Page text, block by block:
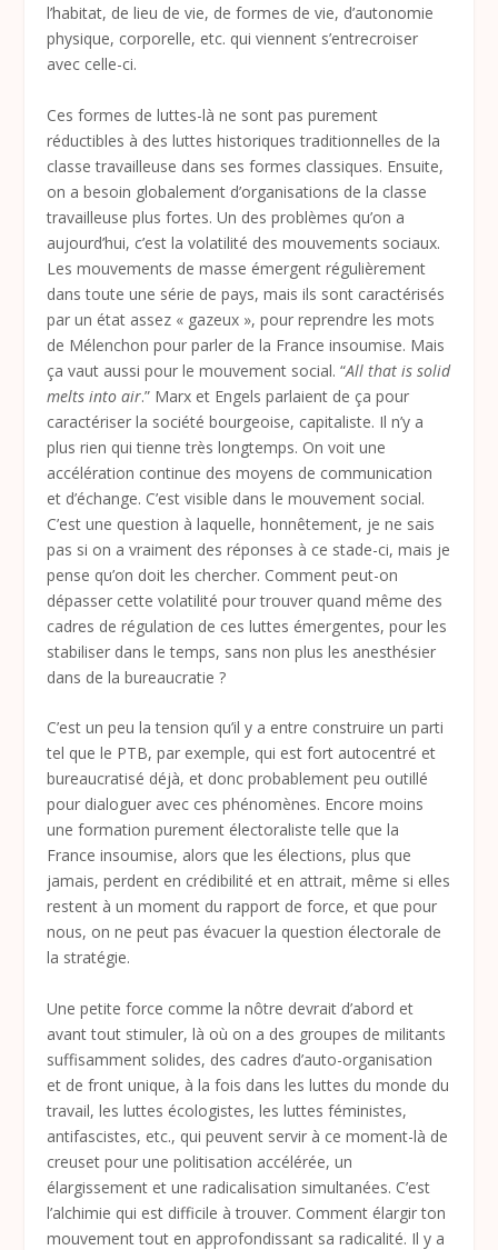
l’habitat, de lieu de vie, de formes de vie, d’autonomie
physique, corporelle, etc. qui viennent s’entrecroiser
avec celle-ci.
Ces formes de luttes-là ne sont pas purement
réductibles à des luttes historiques traditionnelles de la
classe travailleuse dans ses formes classiques. Ensuite,
on a besoin globalement d’organisations de la classe
travailleuse plus fortes. Un des problèmes qu’on a
aujourd’hui, c’est la volatilité des mouvements sociaux.
Les mouvements de masse émergent régulièrement
dans toute une série de pays, mais ils sont caractérisés
par un état assez « gazeux », pour reprendre les mots
de Mélenchon pour parler de la France insoumise. Mais
ça vaut aussi pour le mouvement social. “All that is solid
melts into air.” Marx et Engels parlaient de ça pour
caractériser la société bourgeoise, capitaliste. Il n’y a
plus rien qui tienne très longtemps. On voit une
accélération continue des moyens de communication
et d’échange. C’est visible dans le mouvement social.
C’est une question à laquelle, honnêtement, je ne sais
pas si on a vraiment des réponses à ce stade-ci, mais je
pense qu’on doit les chercher. Comment peut-on
dépasser cette volatilité pour trouver quand même des
cadres de régulation de ces luttes émergentes, pour les
stabiliser dans le temps, sans non plus les anesthésier
dans de la bureaucratie ?
C’est un peu la tension qu’il y a entre construire un parti
tel que le PTB, par exemple, qui est fort autocentré et
bureaucratisé déjà, et donc probablement peu outillé
pour dialoguer avec ces phénomènes. Encore moins
une formation purement électoraliste telle que la
France insoumise, alors que les élections, plus que
jamais, perdent en crédibilité et en attrait, même si elles
restent à un moment du rapport de force, et que pour
nous, on ne peut pas évacuer la question électorale de
la stratégie.
Une petite force comme la nôtre devrait d’abord et
avant tout stimuler, là où on a des groupes de militants
suffisamment solides, des cadres d’auto-organisation
et de front unique, à la fois dans les luttes du monde du
travail, les luttes écologistes, les luttes féministes,
antifascistes, etc., qui peuvent servir à ce moment-là de
creuset pour une politisation accélérée, un
élargissement et une radicalisation simultanées. C’est
l’alchimie qui est difficile à trouver. Comment élargir ton
mouvement tout en approfondissant sa radicalité. Il y a